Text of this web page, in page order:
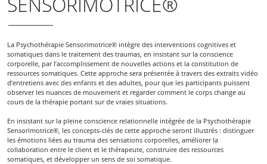
La Psychothérapie Sensorimotrice® intègre des interventions cognitives et
somatiques dans le traitement des traumas, en insistant sur la conscience
corporelle, par l’accomplissement de nouvelles actions et la constitution de
ressources somatiques. Cette approche sera présentée à travers des extraits vidéo
d’entretiens avec des enfants et des adultes, pour que les participants puissent
observer les nuances de mouvement et regarder comment le corps change au
cours de la thérapie portant sur de vraies situations.
En insistant sur la pleine conscience relationnelle intégrée de la Psychothérapie
Sensorimotrice®, les concepts-clés de cette approche seront illustrés : distinguer
les émotions liées au trauma des sensations corporelles, améliorer la
collaboration entre le client et le thérapeute, construire des ressources
somatiques, et développer un sens de soi somatique.